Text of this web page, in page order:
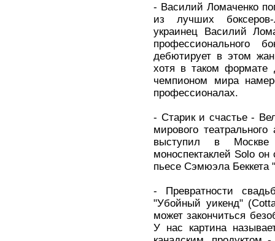
- Василий Ломаченко
из лучших боксеров-
украинец Василий
профессионального
дебютирует в этом
хотя в таком формате
чемпионом мира
профессионалах.
- Старик и счастье -
мирового
выступил в
моноспектаклей Solo он
пьесе Сэмюэла Беккета
- Превратности
"Убойный уикенд"
может закончиться
У нас картина